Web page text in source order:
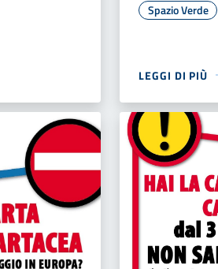
Spazio Verde
LEGGI DI PIÙ